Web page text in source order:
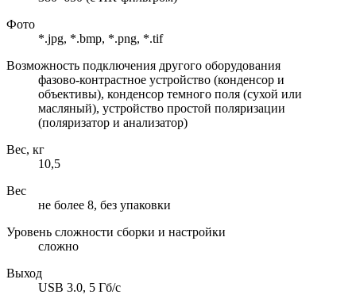
Фото
*.jpg, *.bmp, *.png, *.tif
Возможность подключения другого оборудования
фазово-контрастное устройство (конденсор и
объективы), конденсор темного поля (сухой или
масляный), устройство простой поляризации
(поляризатор и анализатор)
Вес, кг
10,5
Вес
не более 8, без упаковки
Уровень сложности сборки и настройки
сложно
Выход
USB 3.0, 5 Гб/с